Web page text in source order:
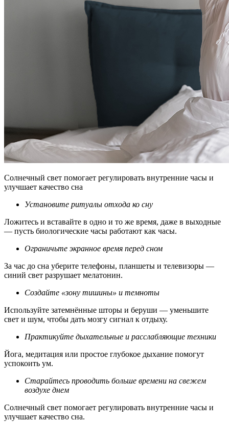
Солнечный свет помогает регулировать внутренние часы и
улучшает качество сна
Установите ритуалы отхода ко сну
Ложитесь и вставайте в одно и то же время, даже в выходные
— пусть биологические часы работают как часы.
Ограничьте экранное время перед сном
За час до сна уберите телефоны, планшеты и телевизоры —
синий свет разрушает мелатонин.
Создайте «зону тишины» и темноты
Используйте затемнённые шторы и беруши — уменьшите
свет и шум, чтобы дать мозгу сигнал к отдыху.
Практикуйте дыхательные и расслабляющие техники
Йога, медитация или простое глубокое дыхание помогут
успокоить ум.
Старайтесь проводить больше времени на свежем
воздухе днем
Солнечный свет помогает регулировать внутренние часы и
улучшает качество сна.